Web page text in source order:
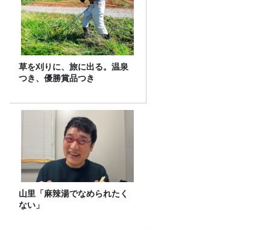
草を刈りに、旅に出る。温泉
つき、優勝賞品つき
山里「麻辣湯でなめられたく
ない」